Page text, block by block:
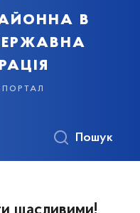
в
Пошук